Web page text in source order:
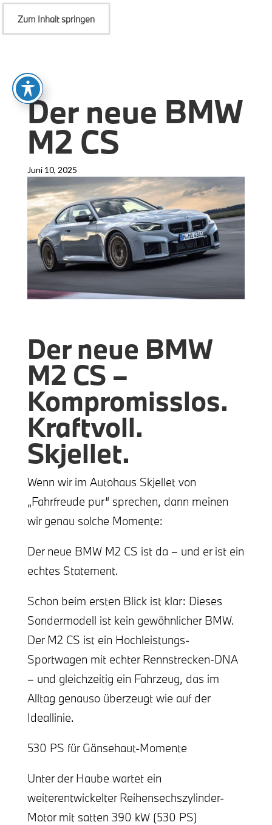
Zum Inhalt springen
Der neue BMW
M2 CS
Juni 10, 2025
Der neue BMW
M2 CS –
Kompromisslos.
Kraftvoll.
Skjellet.
Wenn wir im Autohaus Skjellet von
„Fahrfreude pur“ sprechen, dann meinen
wir genau solche Momente:
Der neue BMW M2 CS ist da – und er ist ein
echtes Statement.
Schon beim ersten Blick ist klar: Dieses
Sondermodell ist kein gewöhnlicher BMW.
Der M2 CS ist ein Hochleistungs-
Sportwagen mit echter Rennstrecken-DNA
– und gleichzeitig ein Fahrzeug, das im
Alltag genauso überzeugt wie auf der
Ideallinie.
530 PS für Gänsehaut-Momente
Unter der Haube wartet ein
weiterentwickelter Reihensechszylinder-
Motor mit satten 390 kW (530 PS)